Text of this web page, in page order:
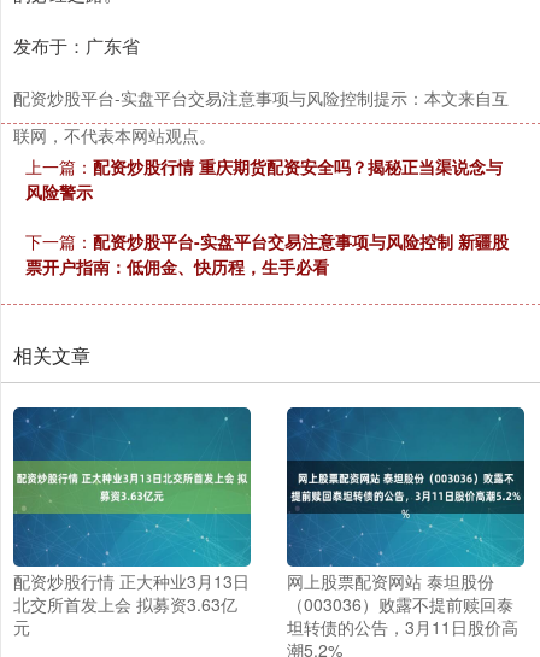
发布于：广东省
配资炒股平台-实盘平台交易注意事项与风险控制提示：本文来自互
联网，不代表本网站观点。
上一篇： 配资炒股行情 重庆期货配资安全吗？揭秘正当渠说念与
风险警示
下一篇： 配资炒股平台-实盘平台交易注意事项与风险控制 新疆股
票开户指南：低佣金、快历程，生手必看
相关文章
配资炒股行情 正大种业3月13日
北交所首发上会 拟募资3.63亿
元
网上股票配资网站 泰坦股份
（003036）败露不提前赎回泰
坦转债的公告，3月11日股价高
潮5.2%